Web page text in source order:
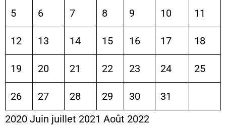
5 6 7 8 9 10 11
12 13 14 15 16 17 18
19 20 21 22 23 24 25
26 27 28 29 30
31
2020 Juin juillet 2021 Août 2022